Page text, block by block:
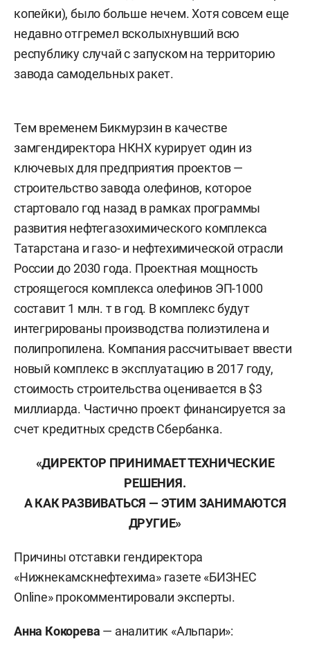
копейки), было больше нечем. Хотя совсем еще
недавно отгремел всколыхнувший всю
республику случай с запуском на территорию
завода самодельных ракет.
Тем временем Бикмурзин в качестве
замгендиректора НКНХ курирует один из
ключевых для предприятия проектов —
строительство завода олефинов, которое
стартовало год назад в рамках программы
развития нефтегазохимического комплекса
Татарстана и газо- и нефтехимической отрасли
России до 2030 года. Проектная мощность
строящегося комплекса олефинов ЭП-1000
составит 1 млн. т в год. В комплекс будут
интегрированы производства полиэтилена и
полипропилена. Компания рассчитывает ввести
новый комплекс в эксплуатацию в 2017 году,
стоимость строительства оценивается в $3
миллиарда. Частично проект финансируется за
счет кредитных средств Сбербанка.
«ДИРЕКТОР ПРИНИМАЕТ ТЕХНИЧЕСКИЕ
РЕШЕНИЯ.
А КАК РАЗВИВАТЬСЯ — ЭТИМ ЗАНИМАЮТСЯ
ДРУГИЕ»
Причины отставки гендиректора
«Нижнекамскнефтехима» газете «БИЗНЕС
Online» прокомментировали эксперты.
Анна Кокорева — аналитик «Альпари»: